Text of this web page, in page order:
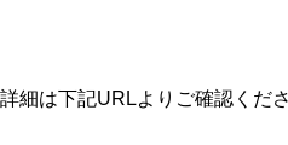
詳細は下記URLよりご確認くださ